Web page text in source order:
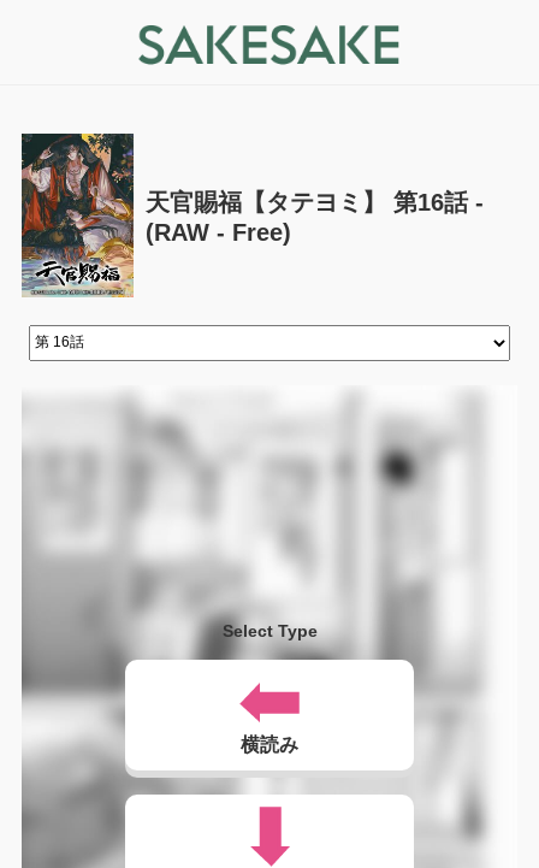
天官賜福【タテヨミ】 第16話 -
(RAW - Free)
Select Type
横読み